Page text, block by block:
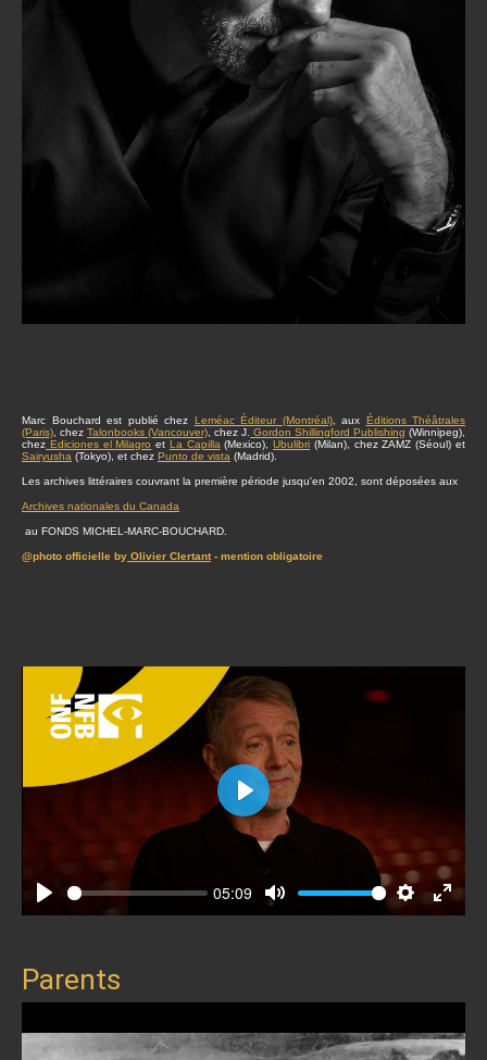
Marc Bouchard est publié chez Leméac Éditeur (Montréal), aux Éditions Théâtrales
(Paris) , chez Talonbooks (Vancouver) , chez J. Gordon Shillingford Publishing (Winnipeg),
chez Ediciones el Milagro et La Capilla (Mexico),Ubulibri (Milan), chez ZAMZ (Séoul) et
Sairyusha (Tokyo), et chez Punto de vista (Madrid).
Les archives littéraires couvrant la première période jusqu'en 2002, sont déposées aux
Archives nationales du Canada
au FONDS MICHEL-MARC-BOUCHARD.
@photo officielle by Olivier Clertant- mention obligatoire
Play
05:09
Mute SettingsEnter
Play
Parents